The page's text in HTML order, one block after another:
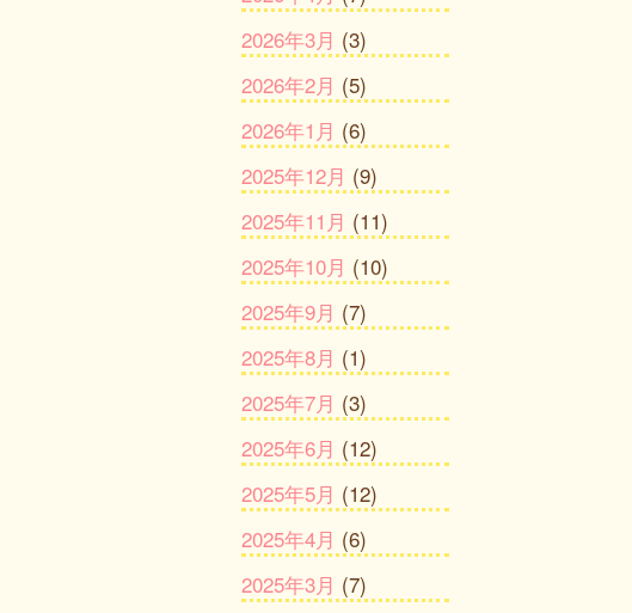
2026年3月 (3)
2026年2月 (5)
2026年1月 (6)
2025年12月 (9)
2025年11月 (11)
2025年10月 (10)
2025年9月 (7)
2025年8月 (1)
2025年7月 (3)
2025年6月 (12)
2025年5月 (12)
2025年4月 (6)
2025年3月 (7)